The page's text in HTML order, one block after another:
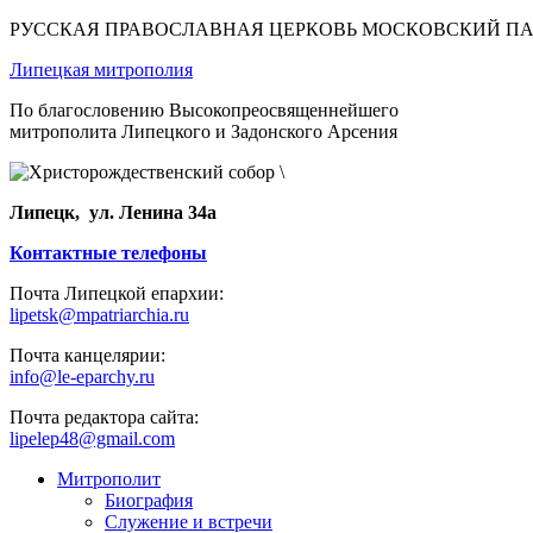
РУССКАЯ ПРАВОСЛАВНАЯ ЦЕРКОВЬ МОСКОВСКИЙ
Липецкая митрополия
По благословению Высокопреосвященнейшего
митрополита Липецкого и Задонского Арсения
Липецк, ул. Ленина 34а
Контактные телефоны
Почта Липецкой епархии:
lipetsk@mpatriarchia.ru
Почта канцелярии:
info@le-eparchy.ru
Почта редактора сайта:
lipelep48@gmail.com
Митрополит
Биография
Служение и встречи